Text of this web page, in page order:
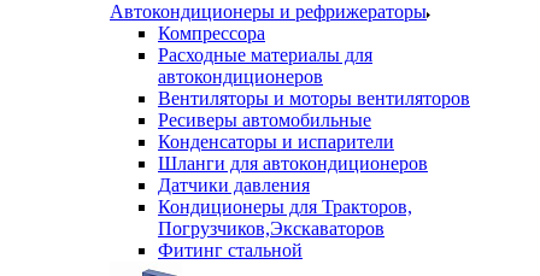
Автокондиционеры и рефрижераторы
Компрессора
Расходные материалы для
автокондиционеров
Вентиляторы и моторы вентиляторов
Ресиверы автомобильные
Конденсаторы и испарители
Шланги для автокондиционеров
Датчики давления
Кондиционеры для Тракторов,
Погрузчиков,Экскаваторов
Фитинг стальной